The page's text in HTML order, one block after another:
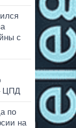
с
ЦПД
по
на